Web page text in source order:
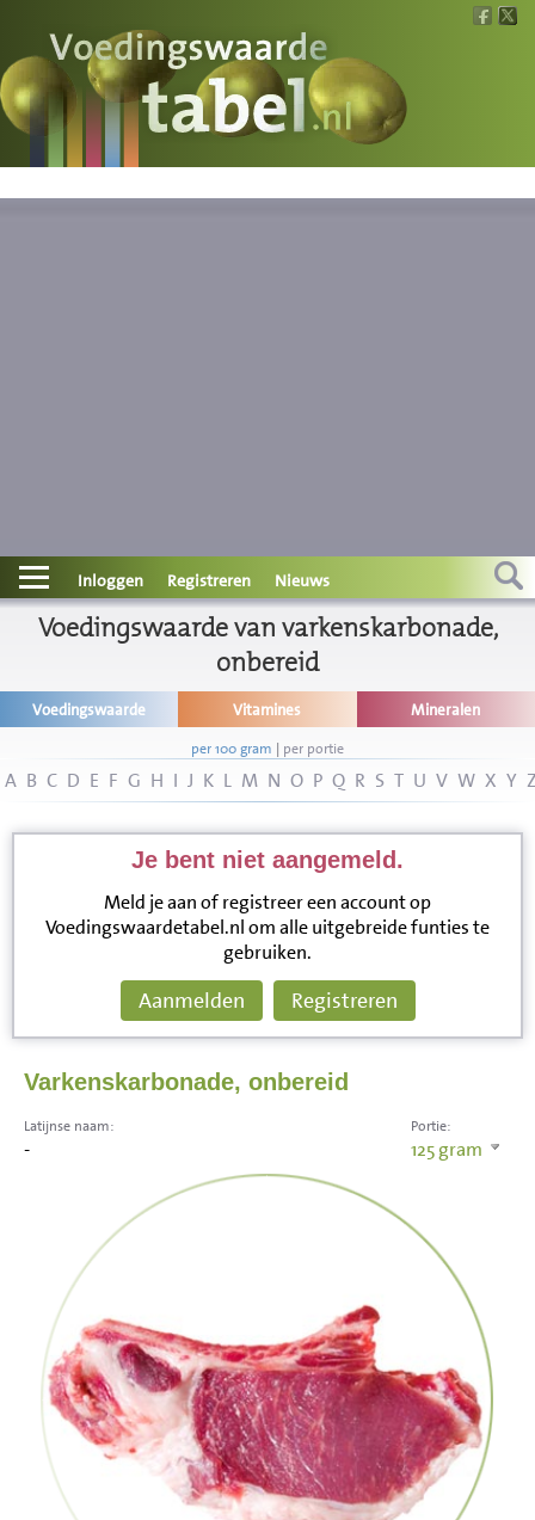
Voedingswaarde
Wat is wat?
Contact
Informatie
Inloggen Registreren Nieuws
Voedingswaarde van varkenskarbonade,
onbereid
Voedingswaarde Vitamines Mineralen
per 100 gram | per portie
A B C D E F G H I J K L M N O P Q R S T U V W X Y
Je bent niet aangemeld.
Meld je aan of registreer een account op
Voedingswaardetabel.nl om alle uitgebreide funties te
gebruiken.
Aanmelden Registreren
Varkenskarbonade, onbereid
Portie:
125gram
Latijnse naam:
-